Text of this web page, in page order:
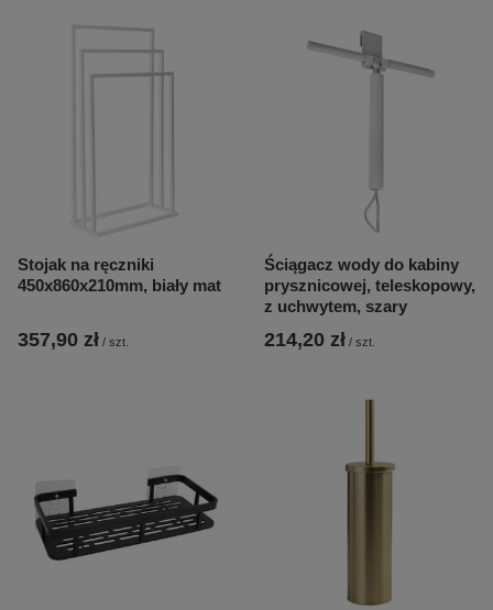
Stojak na ręczniki
450x860x210mm, biały mat
357,90 zł / szt.
Ściągacz wody do kabiny
prysznicowej, teleskopowy,
z uchwytem, szary
214,20 zł / szt.